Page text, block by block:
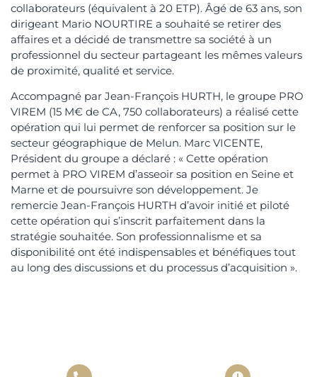
collaborateurs (équivalent à 20 ETP). Âgé de 63 ans, son
dirigeant Mario NOURTIRE a souhaité se retirer des
affaires et a décidé de transmettre sa société à un
professionnel du secteur partageant les mêmes valeurs
de proximité, qualité et service.
Accompagné par Jean-François HURTH, le groupe PRO
VIREM (15 M€ de CA, 750 collaborateurs) a réalisé cette
opération qui lui permet de renforcer sa position sur le
secteur géographique de Melun. Marc VICENTE,
Président du groupe a déclaré : « Cette opération
permet à PRO VIREM d’asseoir sa position en Seine et
Marne et de poursuivre son développement. Je
remercie Jean-François HURTH d’avoir initié et piloté
cette opération qui s’inscrit parfaitement dans la
stratégie souhaitée. Son professionnalisme et sa
disponibilité ont été indispensables et bénéfiques tout
au long des discussions et du processus d’acquisition ».